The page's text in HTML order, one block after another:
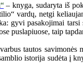
– knyga, sudaryta iš
vardų, netgi
gyvi pasakojimai
puslapiuose, taip
tautos
istorija sudėta į